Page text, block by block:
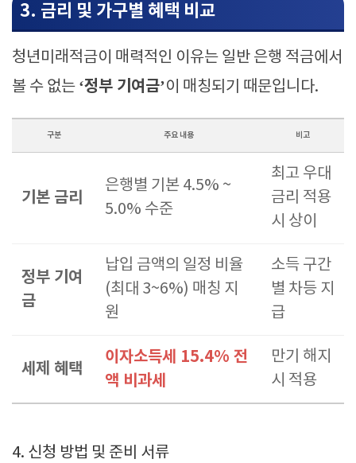
3. 금리 및 가구별 혜택 비교
청년미래적금이 매력적인 이유는 일반 은행 적금에서
볼 수 없는 ‘정부 기여금’이 매칭되기 때문입니다.
구분 주요 내용 비고
기본 금리
은행별 기본 4.5% ~
5.0% 수준
최고 우대
금리 적용
시 상이
정부 기여
금
납입 금액의 일정 비율
(최대 3~6%) 매칭 지
원
소득 구간
별 차등 지
급
세제 혜택
이자소득세 15.4% 전
액 비과세
만기 해지
시 적용
4. 신청 방법 및 준비 서류